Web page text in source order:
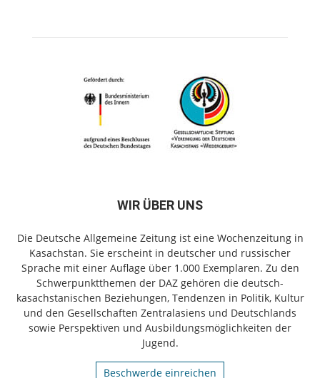
WIR ÜBER UNS
Die Deutsche Allgemeine Zeitung ist eine Wochenzeitung in
Kasachstan. Sie erscheint in deutscher und russischer
Sprache mit einer Auflage über 1.000 Exemplaren. Zu den
Schwerpunktthemen der DAZ gehören die deutsch-
kasachstanischen Beziehungen, Tendenzen in Politik, Kultur
und den Gesellschaften Zentralasiens und Deutschlands
sowie Perspektiven und Ausbildungsmöglichkeiten der
Jugend.
Beschwerde einreichen